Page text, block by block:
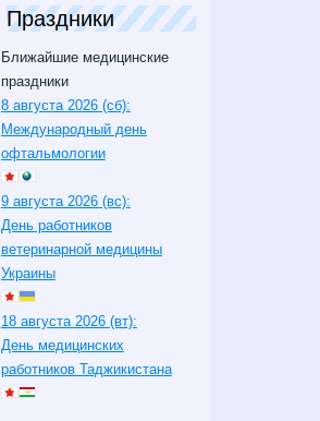
Праздники
Ближайшие медицинские
праздники
8 августа 2026 (сб):
Международный день
офтальмологии
9 августа 2026 (вс):
День работников
ветеринарной медицины
Украины
18 августа 2026 (вт):
День медицинских
работников Таджикистана